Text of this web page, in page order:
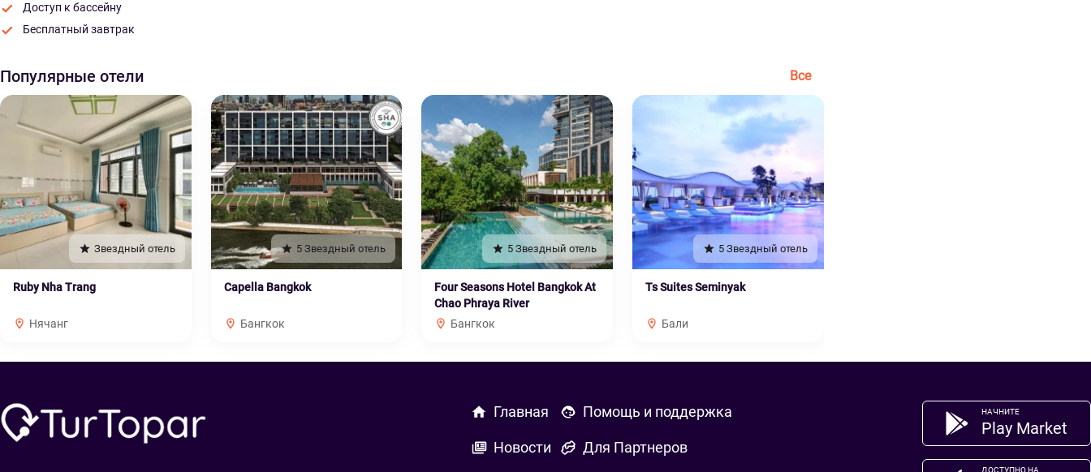
Доступ к бассейну
Бесплатный завтрак
Популярные отели Все
Звездный отель
Ruby Nha Trang
Нячанг
5 Звездный отель
Capella Bangkok
Бангкок
5 Звездный отель
Four Seasons Hotel Bangkok At
Chao Phraya River
Бангкок
5 Звездный отель
Ts Suites Seminyak
Бали
Главная
Новости
Помощь и поддержка
Для Партнеров
НАЧНИТЕ
Play Market
ДОСТУПНО НА